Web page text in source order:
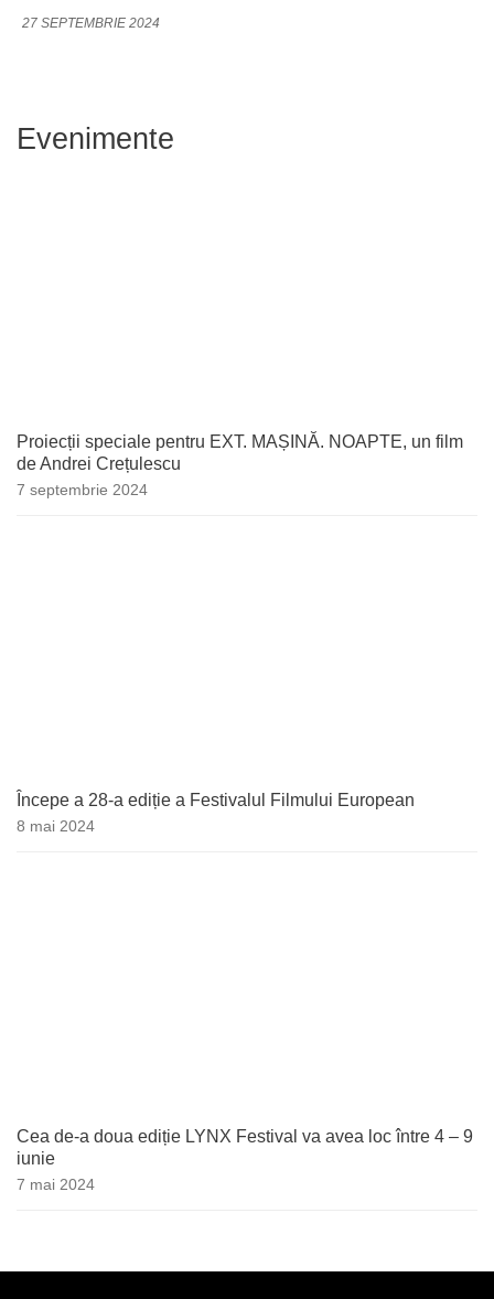
27 SEPTEMBRIE 2024
Evenimente
Proiecții speciale pentru EXT. MAȘINĂ. NOAPTE, un film
de Andrei Crețulescu
7 septembrie 2024
Începe a 28-a ediție a Festivalul Filmului European
8 mai 2024
Cea de-a doua ediție LYNX Festival va avea loc între 4 – 9
iunie
7 mai 2024